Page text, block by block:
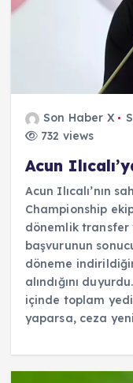
Son Haber X
732 views
Acun
Acun Ilıcalı’nın
Championship
dönemlik transfer
başvurunun
döneme
alındığını
içinde toplam
yaparsa, ceza